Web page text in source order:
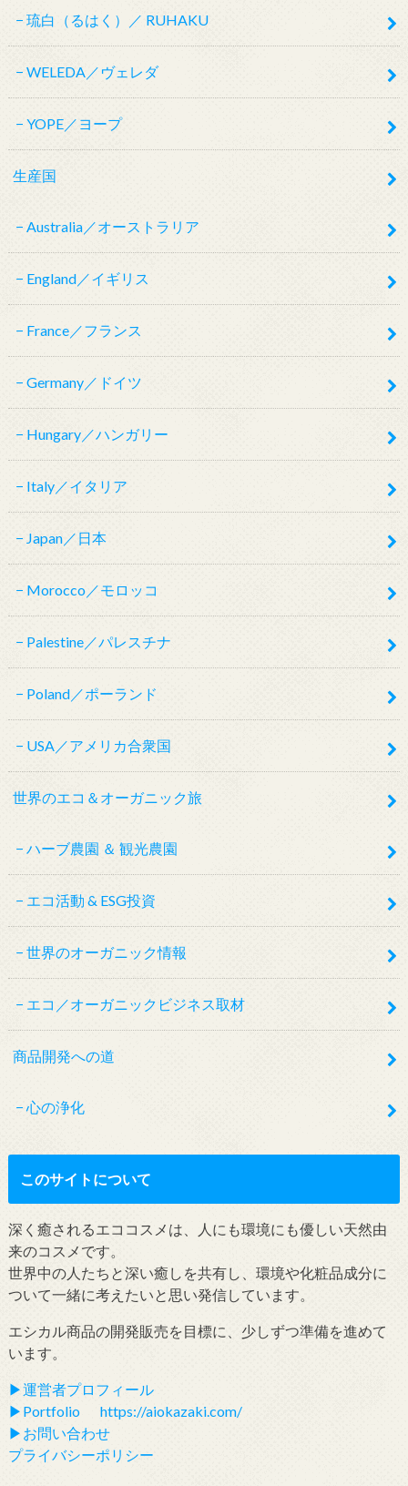
琉白（るはく）／ RUHAKU
WELEDA／ヴェレダ
YOPE／ヨープ
生産国
Australia／オーストラリア
England／イギリス
France／フランス
Germany／ドイツ
Hungary／ハンガリー
Italy／イタリア
Japan／日本
Morocco／モロッコ
Palestine／パレスチナ
Poland／ポーランド
USA／アメリカ合衆国
世界のエコ＆オーガニック旅
ハーブ農園 ＆ 観光農園
エコ活動 & ESG投資
世界のオーガニック情報
エコ／オーガニックビジネス取材
商品開発への道
心の浄化
このサイトについて
深く癒されるエココスメは、人にも環境にも優しい天然由
来のコスメです。
世界中の人たちと深い癒しを共有し、環境や化粧品成分に
ついて一緒に考えたいと思い発信しています。
エシカル商品の開発販売を目標に、少しずつ準備を進めて
います。
▶︎運営者プロフィール
▶︎Portfolio https://aiokazaki.com/
▶︎お問い合わせ
プライバシーポリシー